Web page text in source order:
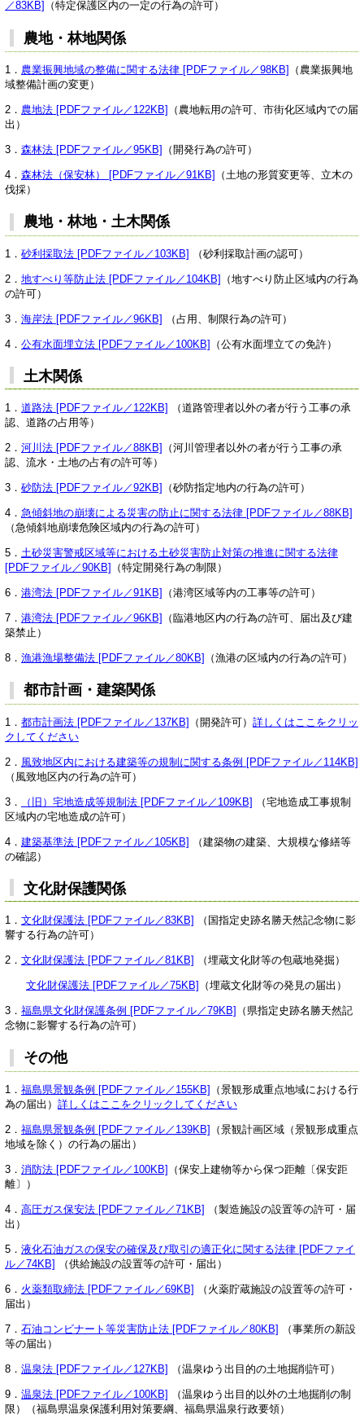
／83KB] （特定保護区内の一定の行為の許可）
農地・林地関係
1． 農業振興地域の整備に関する法律 [PDFファイル／98KB]
（農業振興地
域整備計画の変更）
2． 農地法 [PDFファイル／122KB]
（農地転用の許可、市街化区域内での届
出）
3． 森林法 [PDFファイル／95KB] （開発行為の許可）
4． 森林法（保安林） [PDFファイル／91KB]
（土地の形質変更等、立木の
伐採）
農地・林地・土木関係
1． 砂利採取法 [PDFファイル／103KB] （砂利採取計画の認可）
2． 地すべり等防止法 [PDFファイル／104KB] （地すべり防止区域内の行為
の許可）
3． 海岸法 [PDFファイル／96KB] （占用、制限行為の許可）
4． 公有水面埋立法 [PDFファイル／100KB] （公有水面埋立ての免許）
土木関係
1． 道路法 [PDFファイル／122KB]
（道路管理者以外の者が行う工事の承
認、道路の占用等）
2． 河川法 [PDFファイル／88KB]
（河川管理者以外の者が行う工事の承
認、流水・土地の占有の許可等）
3． 砂防法 [PDFファイル／92KB] （砂防指定地内の行為の許可）
4． 急傾斜地の崩壊による災害の防止に関する法律 [PDFファイル／88KB]
（急傾斜地崩壊危険区域内の行為の許可）
5． 土砂災害警戒区域等における土砂災害防止対策の推進に関する法律
[PDFファイル／90KB]
（特定開発行為の制限）
6． 港湾法 [PDFファイル／91KB] （港湾区域等内の工事等の許可）
7． 港湾法 [PDFファイル／96KB]
（臨港地区内の行為の許可、届出及び建
築禁止）
8． 漁港漁場整備法 [PDFファイル／80KB] （漁港の区域内の行為の許可）
都市計画・建築関係
1． 都市計画法 [PDFファイル／137KB] （開発許可） 詳しくはここをクリッ
クしてください
2． 風致地区内における建築等の規制に関する条例 [PDFファイル／114KB]
（風致地区内の行為の許可）
3． （旧）宅地造成等規制法 [PDFファイル／109KB] （宅地造成工事規制
区域内の宅地造成の許可）
4． 建築基準法 [PDFファイル／105KB] （建築物の建築、大規模な修繕等
の確認）
文化財保護関係
1． 文化財保護法 [PDFファイル／83KB]
（国指定史跡名勝天然記念物に影
響する行為の許可）
2． 文化財保護法 [PDFファイル／81KB] （埋蔵文化財等の包蔵地発掘）
文化財保護法 [PDFファイル／75KB] （埋蔵文化財等の発見の届出）
3． 福島県文化財保護条例 [PDFファイル／79KB]
（県指定史跡名勝天然記
念物に影響する行為の許可）
その他
1． 福島県景観条例 [PDFファイル／155KB] （景観形成重点地域における行
為の届出） 詳しくはここをクリックしてください
2． 福島県景観条例 [PDFファイル／139KB] （景観計画区域（景観形成重点
地域を除く）の行為の届出）
3． 消防法 [PDFファイル／100KB] （保安上建物等から保つ距離〔保安距
離〕）
4． 高圧ガス保安法 [PDFファイル／71KB] （製造施設の設置等の許可・届
出）
5． 液化石油ガスの保安の確保及び取引の適正化に関する法律 [PDFファイ
ル／74KB] （供給施設の設置等の許可・届出）
6． 火薬類取締法 [PDFファイル／69KB] （火薬貯蔵施設の設置等の許可・
届出）
7． 石油コンビナート等災害防止法 [PDFファイル／80KB] （事業所の新設
等の届出）
8． 温泉法 [PDFファイル／127KB] （温泉ゆう出目的の土地掘削許可）
9． 温泉法 [PDFファイル／100KB] （温泉ゆう出目的以外の土地掘削の制
限）（福島県温泉保護利用対策要綱、福島県温泉行政要領）